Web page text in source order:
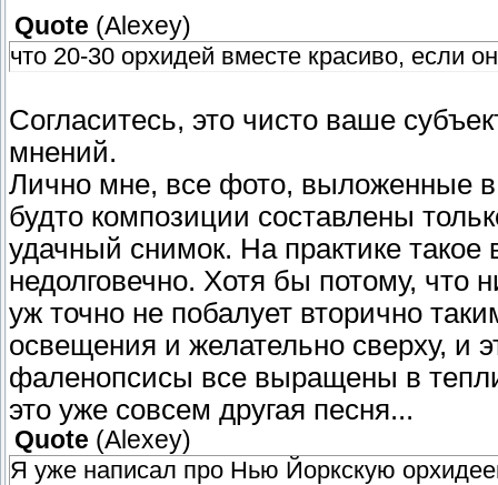
Quote (Alexey)
что 20-30 орхидей вместе красиво, если
Согласитесь, это чисто ваше
мнений.
Лично мне, все фото, выложенные в
будто композиции составлены
удачный снимок. На практике такое
недолговечно. Хотя бы потому, что
уж точно не побалует вторично
освещения и желательно сверху, и
фаленопсисы все выращены в
это уже совсем другая песня...
Quote (Alexey)
Я уже написал про Нью Йоркскую